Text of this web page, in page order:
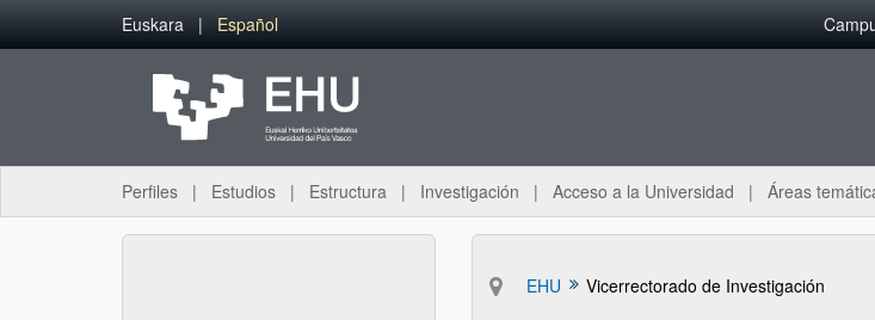
Saltar al contenido principal
Euskara Español
Perfiles Estudios Estructura Investigación Acceso a la Universidad Áreas
EHU Vicerrectorado de Investigación